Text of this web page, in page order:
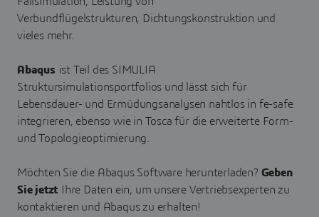
Verbundflügelstrukturen, Dichtungskonstruktion und
vieles mehr.
Abaqus ist Teil des SIMULIA
Struktursimulationsportfolios und lässt sich für
Lebensdauer- und Ermüdungsanalysen nahtlos in fe-safe
integrieren, ebenso wie in Tosca für die erweiterte Form-
und Topologieoptimierung.
Möchten Sie die Abaqus Software herunterladen? Geben
Sie jetzt
Ihre Daten ein, um unsere Vertriebsexperten zu
kontaktieren und Abaqus zu erhalten!